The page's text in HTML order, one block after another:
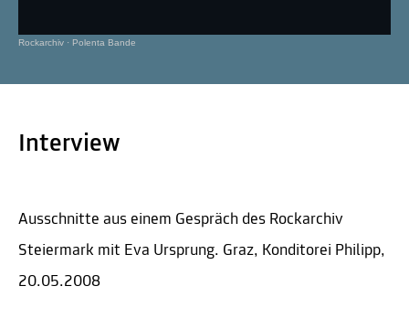
Rockarchiv · Polenta Bande
Interview
Ausschnitte aus einem Gespräch des Rockarchiv
Steiermark mit Eva Ursprung. Graz, Konditorei Philipp,
20.05.2008